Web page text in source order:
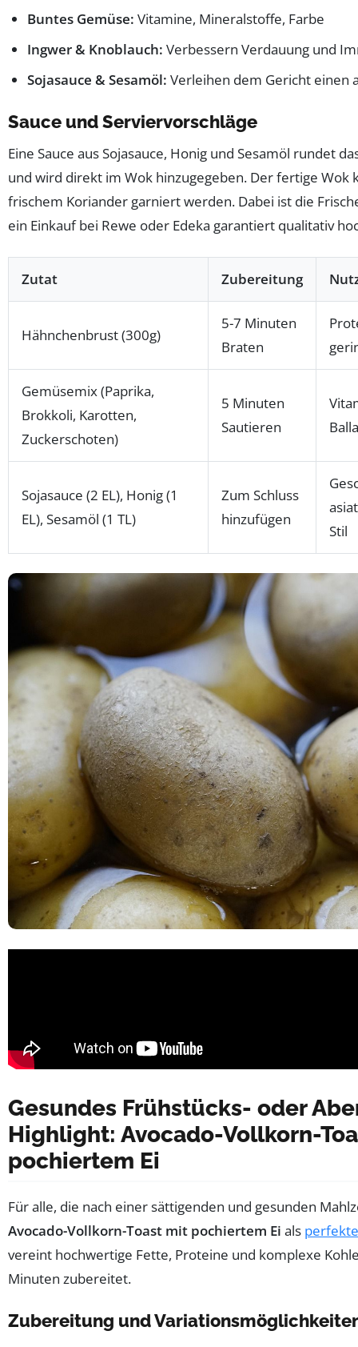
Buntes Gemüse: Vitamine, Mineralstoffe, Farbe
Ingwer & Knoblauch: Verbessern Verdauung und
Sojasauce & Sesamöl: Verleihen dem Gericht einen
Sauce und Serviervorschläge
Eine Sauce aus Sojasauce, Honig und Sesamöl rundet
und wird direkt im Wok hinzugegeben. Der fertige Wok
frischem Koriander garniert werden. Dabei ist die
ein Einkauf bei Rewe oder Edeka garantiert qualitativ
Zutat Zubereitung
Hähnchenbrust (300g)
5-7 Minuten
Braten
Gemüsemix (Paprika,
Brokkoli, Karotten,
Zuckerschoten)
5 Minuten
Sautieren
Sojasauce (2 EL), Honig (1
EL), Sesamöl (1 TL)
Zum Schluss
hinzufügen
Stil
Gesundes Frühstücks- oder
Highlight: Avocado-Vollkorn-
pochiertem Ei
Für alle, die nach einer sättigenden und gesunden
Avocado-Vollkorn-Toast mit pochiertem Ei als perfekte
vereint hochwertige Fette, Proteine und komplexe
Minuten zubereitet.
Zubereitung und